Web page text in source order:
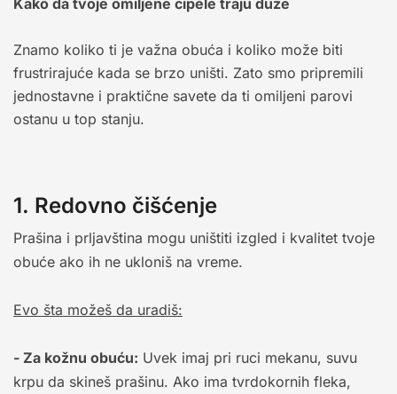
Kako da tvoje omiljene cipele traju duže
Znamo koliko ti je važna obuća i koliko može biti
frustrirajuće kada se brzo uništi. Zato smo pripremili
jednostavne i praktične savete da ti omiljeni parovi
ostanu u top stanju.
1. Redovno čišćenje
Prašina i prljavština mogu uništiti izgled i kvalitet tvoje
obuće ako ih ne ukloniš na vreme.
Evo šta možeš da uradiš:
- Za kožnu obuću: Uvek imaj pri ruci mekanu, suvu
krpu da skineš prašinu. Ako ima tvrdokornih fleka,